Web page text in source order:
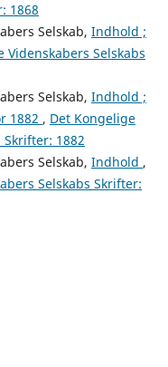
1868
Selskab, Indhold ;
Videnskabers Selskabs
Selskab, Indhold ;
1882 , Det Kongelige
Skrifter: 1882
Selskab, Indhold ,
Selskabs Skrifter: